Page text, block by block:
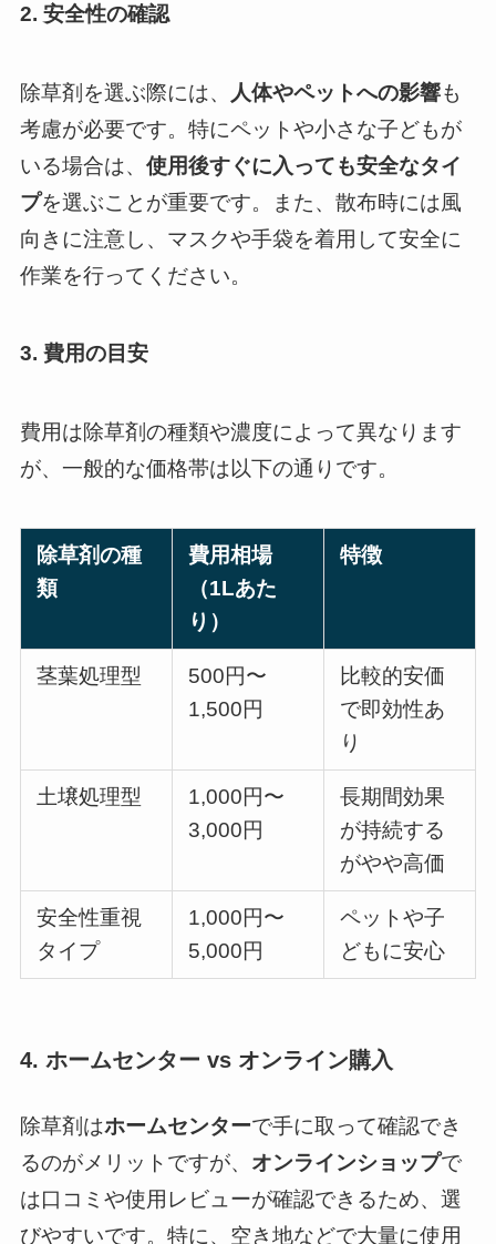
2. 安全性の確認
除草剤を選ぶ際には、 人体やペットへの影響も
考慮が必要です。特にペットや小さな子どもが
いる場合は、 使用後すぐに入っても安全なタイ
プを選ぶことが重要です。また、散布時には風
向きに注意し、マスクや手袋を着用して安全に
作業を行ってください。
3. 費用の目安
費用は除草剤の種類や濃度によって異なります
が、一般的な価格帯は以下の通りです。
除草剤の種
類
費用相場
（1Lあた
り）
特徴
茎葉処理型
500円〜
1,500円
比較的安価
で即効性あ
り
土壌処理型
1,000円〜
3,000円
長期間効果
が持続する
がやや高価
安全性重視
タイプ
1,000円〜
5,000円
ペットや子
どもに安心
4. ホームセンター vs オンライン購入
除草剤はホームセンターで手に取って確認でき
るのがメリットですが、 オンラインショップで
は口コミや使用レビューが確認できるため、選
びやすいです。特に、空き地などで大量に使用